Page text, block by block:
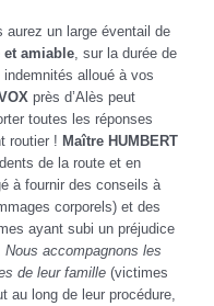
aurez un large éventail de
amiable , sur la durée de
alloué à vos
près d’Alès peut
toutes les réponses
routier ! Maître HUMBERT
de la route et en
à fournir des conseils à
corporels) et des
ayant subi un préjudice
Nous accompagnons les
de leur famille (victimes
au long de leur procédure,